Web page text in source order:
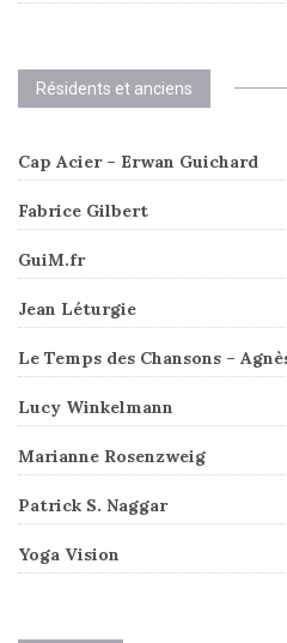
Résidents et anciens
Cap Acier – Erwan Guichard
Fabrice Gilbert
GuiM.fr
Jean Léturgie
Le Temps des Chansons –
Lucy Winkelmann
Marianne Rosenzweig
Patrick S. Naggar
Yoga Vision